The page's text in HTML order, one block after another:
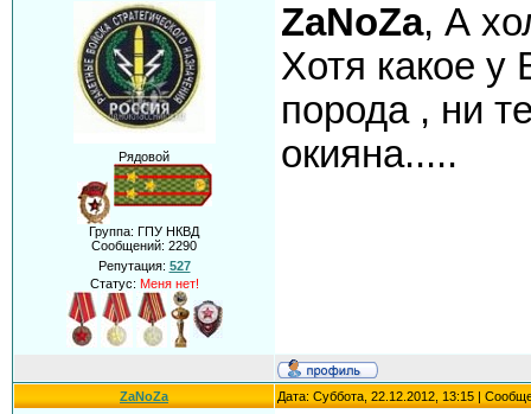
Рядовой
Группа: ГПУ НКВД
Сообщений: 2290
Репутация: 527
Статус: Меня нет!
ZaNoZa, А
Хотя какое у
порода , ни
окияна.....
ZaNoZa Дата: Суббота, 22.12.2012, 13:15 |